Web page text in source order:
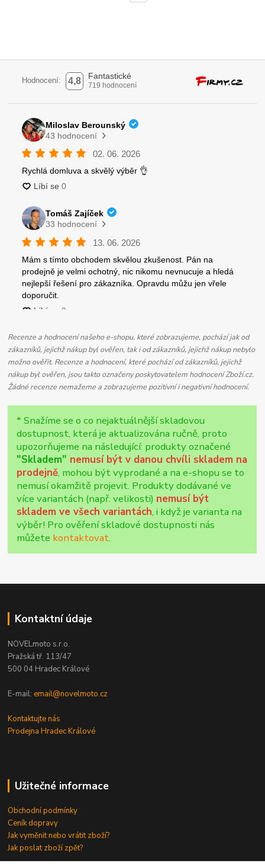
Recenze a hodnocení našeho e-shopu, které zobrazujeme, pochází jak od
zákazníků, jejichž nákup byl ověřen, tak i od zákazníků, jejichž nákup nebylo
možno ověřit. Recenze a hodnocení, které pochází od zákazníků, jejichž
nákup byl ověřen, jsou takto označeny poskytovatelem hodnocení Zboží.cz.
Žádné recenze nemažeme a zobrazujeme pozitivní i negativní hodnocení.
* Snažíme se o co nejaktuálnější skladovou
dostupnost, která je aktualizována ručně, proto
upozorňujeme na následující: produkty označené
"Skladem" nemusí být v danou chvíli skladem na
prodejně, mohou být vyprodané a na e-shopu se to
nemusí okamžitě projevit. Produkty dodávané ve
více variantách (např. velikosti) nemusí být
skladem ve všech variantách, i když je varianta na
výběr! Pro ověření skladové dostupnosti nás
můžete kontaktovat.
Kontaktní údaje
NOVELmoto s.r.o.
Pražská tř. 113/47
500 04 Hradec Králové
E-mail: email@novelmoto.cz
Kontaktujte nás
Prodejna Hradec Králové
Užitečné informace
Obchodní podmínky
Ceník dopravy
Jak vyměnit nebo vrátit zboží?
Jak poslat zboží zpět?